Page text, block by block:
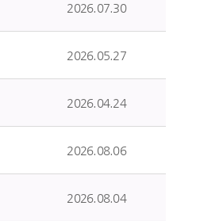
2026.07.30
2026.05.27
2026.04.24
2026.08.06
2026.08.04